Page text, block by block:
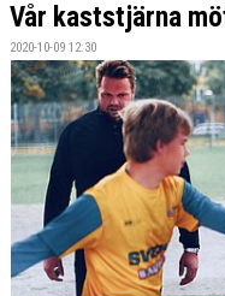
Vår kaststjärna
2020-10-09 12:30